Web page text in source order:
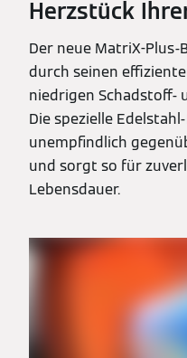
Herzstück
Der neue MatriX-
durch seinen
niedrigen Schadstoff-
Die spezielle
unempfindlich
und sorgt so für
Lebensdauer.